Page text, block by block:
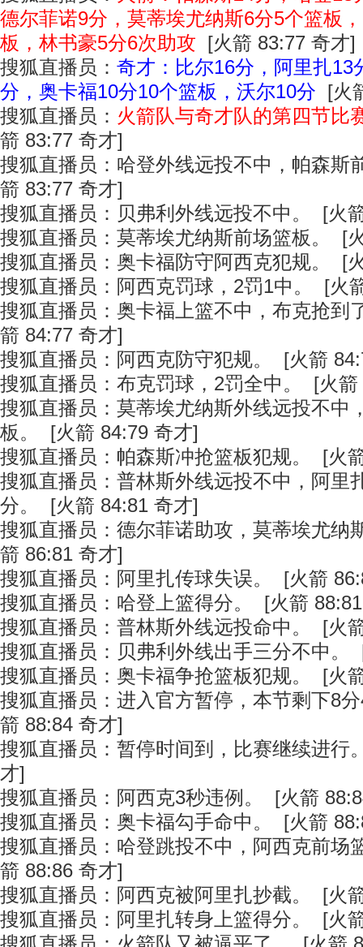
德尔菲诺9分，莫蒂埃尤纳斯6分5个篮板
板，林书豪5分6次助攻 [火箭 83:77 奇才]
搜狐直播员： 奇才：比尔16分，阿里扎13
分，奥卡福10分10个篮板，沃尔10分 [火
搜狐直播员： 火箭队与奇才队的第四节比
箭 83:77 奇才]
搜狐直播员：哈登外线远投不中，帕森斯
箭 83:77 奇才]
搜狐直播员：贝弗利外线远投不中。 [火
搜狐直播员：莫蒂埃尤纳斯前场篮板。 [
搜狐直播员：奥卡福防守阿西克犯规。 [
搜狐直播员：阿西克罚球，2罚1中。 [火
搜狐直播员：奥卡福上篮不中，布克抢到
箭 84:77 奇才]
搜狐直播员：阿西克防守犯规。 [火箭
搜狐直播员：布克罚球，2罚全中。 [火箭
搜狐直播员：莫蒂埃尤纳斯外线远投不中
板。 [火箭 84:79 奇才]
搜狐直播员：帕森斯冲抢篮板犯规。 [火
搜狐直播员：普林斯外线远投不中，阿里
分。 [火箭 84:81 奇才]
搜狐直播员：德尔菲诺助攻，莫蒂埃尤纳
箭 86:81 奇才]
搜狐直播员：阿里扎传球失误。 [火箭
搜狐直播员：哈登上篮得分。 [火箭
搜狐直播员：普林斯外线远投命中。 [火
搜狐直播员：贝弗利外线出手三分不中。
搜狐直播员：奥卡福争抢篮板犯规。 [火
搜狐直播员：进入官方暂停，本节剩下8
箭 88:84 奇才]
搜狐直播员：暂停时间到，比赛继续进行
才]
搜狐直播员：阿西克3秒违例。 [火箭
搜狐直播员：奥卡福勾手命中。 [火箭
搜狐直播员：哈登跳投不中，阿西克前场
箭 88:86 奇才]
搜狐直播员：阿西克被阿里扎抄截。 [火
搜狐直播员：阿里扎转身上篮得分。 [火